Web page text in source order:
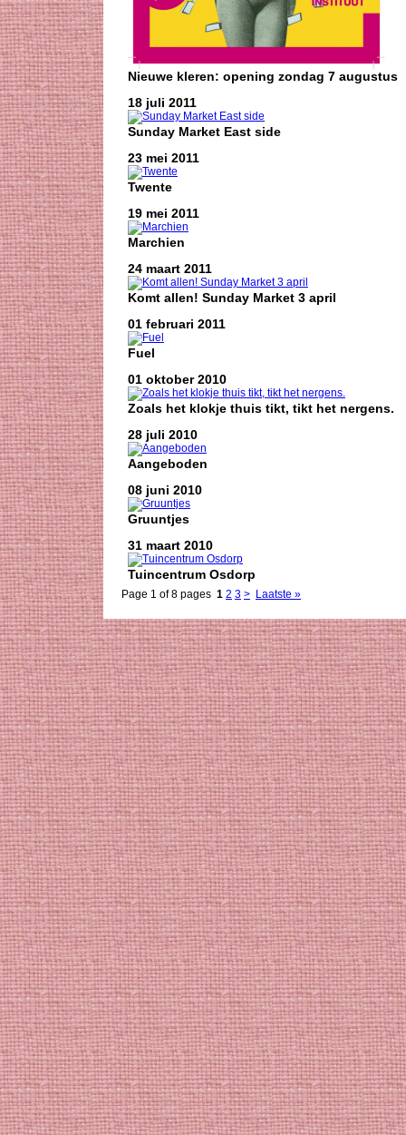
Nieuwe kleren: opening zondag 7 augustus
18 juli 2011
Sunday Market East side
23 mei 2011
Twente
19 mei 2011
Marchien
24 maart 2011
Komt allen! Sunday Market 3 april
01 februari 2011
Fuel
01 oktober 2010
Zoals het klokje thuis tikt, tikt het nergens.
28 juli 2010
Aangeboden
08 juni 2010
Gruuntjes
31 maart 2010
Tuincentrum Osdorp
Page 1 of 8 pages 1 2 3 > Laatste »